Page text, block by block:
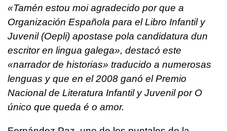
«Tamén estou moi agradecido por que a
Organización Española para el Libro Infantil y
Juvenil (Oepli) apostase pola candidatura dun
escritor en lingua galega», destacó este
«narrador de historias» traducido a numerosas
lenguas y que en el 2008 ganó el Premio
Nacional de Literatura Infantil y Juvenil por O
único que queda é o amor.